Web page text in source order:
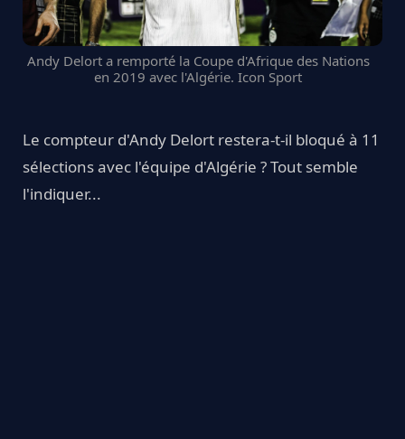
Andy Delort a remporté la Coupe d'Afrique des Nations
en 2019 avec l'Algérie. Icon Sport
Le compteur d'Andy Delort restera-t-il bloqué à 11
sélections avec l'équipe d'Algérie ? Tout semble
l'indiquer...